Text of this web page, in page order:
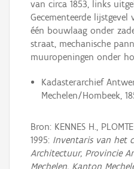
van circa 1853, links
Gecementeerde lijstgevel
één bouwlaag onder
straat, mechanische
muuropeningen onder
Kadasterarchief
Mechelen/Hombeek,
Bron: KENNES H.,
1995: Inventaris van het
Architectuur, Provincie
Mechelen, Kanton